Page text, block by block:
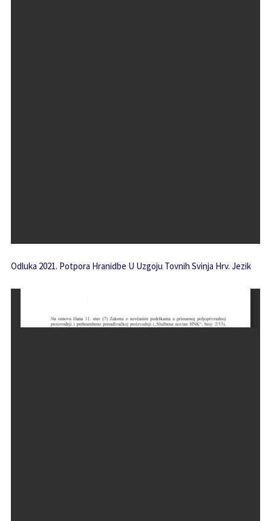
Odluka 2021. Potpora Hranidbe U Uzgoju Tovnih Svinja Hrv. Jezik